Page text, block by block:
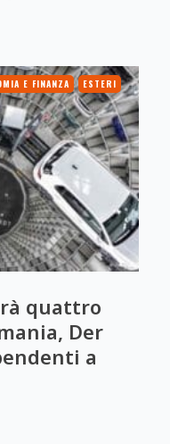
E FINANZA ESTERI
quattro
Der
a